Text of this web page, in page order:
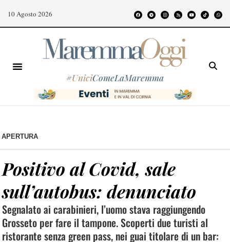
10 Agosto 2026
#UniciComeLaMaremma
APERTURA
Positivo al Covid, sale
sull’autobus: denunciato
Segnalato ai carabinieri, l’uomo stava raggiungendo
Grosseto per fare il tampone. Scoperti due turisti al
ristorante senza green pass, nei guai titolare di un bar: